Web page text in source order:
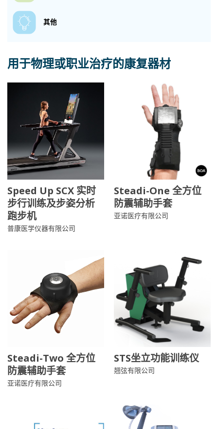
其他
用于物理或职业治疗的康复器材
Speed Up SCX 实时
步行训练及步姿分析
跑步机
普康医学仪器有限公司
Steadi-One 全方位
防震辅助手套
亚诺医疗有限公司
Steadi-Two 全方位
防震辅助手套
亚诺医疗有限公司
STS坐立功能训练仪
翘弦有限公司